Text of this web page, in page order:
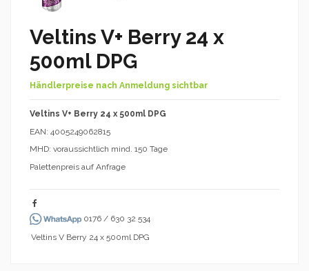
Veltins V+ Berry 24 x
500ml DPG
Händlerpreise nach Anmeldung sichtbar
Veltins V+ Berry 24 x 500ml DPG
EAN: 4005249062815
MHD: voraussichtlich mind. 150 Tage
Palettenpreis auf Anfrage
0176 / 630 32 534
Veltins V Berry 24 x 500ml DPG